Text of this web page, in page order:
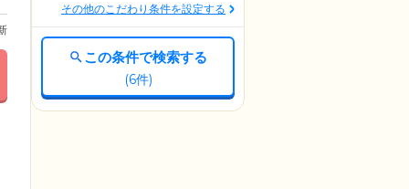
その他のこだわり条件を設定する
この条件で検索する
(6件)